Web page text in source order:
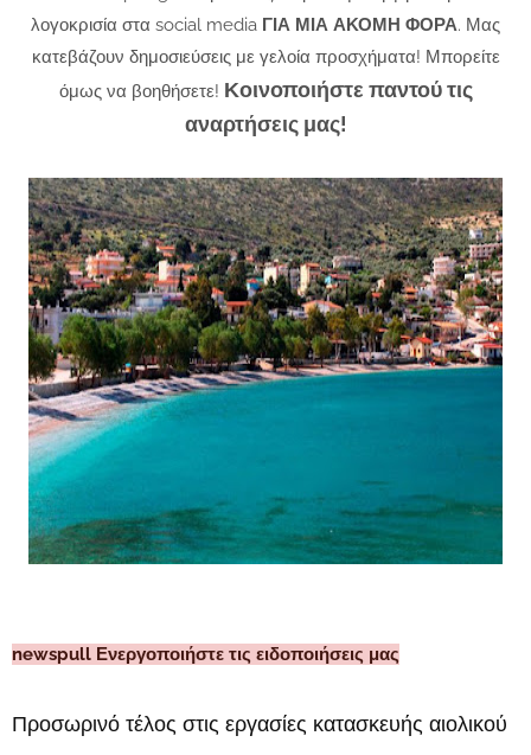
λογοκρισία στα social media ΓΙΑ ΜΙΑ ΑΚΟΜΗ ΦΟΡΑ. Μας
κατεβάζουν δημοσιεύσεις με γελοία προσχήματα! Μπορείτε
όμως να βοηθήσετε! Κοινοποιήστε παντού τις
αναρτήσεις μας!
newspull Ενεργοποιήστε τις ειδοποιήσεις μας
Προσωρινό τέλος στις εργασίες κατασκευής αιολικού